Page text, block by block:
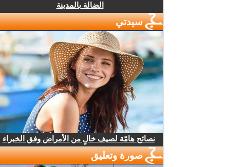
الضالة بالمدينة
سيدتي
نصائح هامّة لصيف خالٍ من الأمراض وفق الخبراء
صورة وتعليق